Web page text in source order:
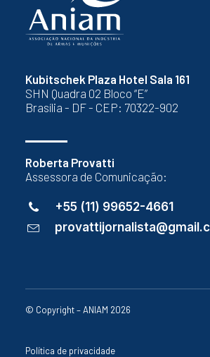
Kubitschek Plaza Hotel Sala 161
SHN Quadra 02 Bloco “E”
Brasília - DF - CEP: 70322-902
Roberta Provatti
Assessora de Comunicação:
+55 (11) 99652-4661
© Copyright – ANIAM 2026
Política de privacidade